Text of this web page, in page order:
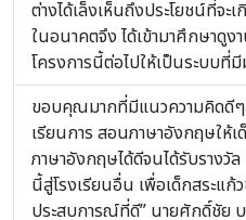
ต่างได้เล็งเห็นถึงประโยชน์ที่จ
ในอนาคตจึง ได้เข้ามาศึกษาดูง
โครงการนี้ต่อไปให้เป็นระบบที่
ขอบคุณมากที่มีแนวความคิดดี
เรียนการ สอนภาษาอังกฤษให้
ภาษาอังกฤษได้ดีจนได้รับราง
นี้สู่โรงเรียนอื่น เพื่อเด็กสระแก้ว
ประสบการณ์ที่ดี” นายศักดิ์ชัย